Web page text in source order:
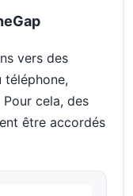
vers des
cela, des
être accordés